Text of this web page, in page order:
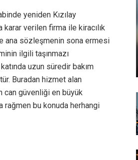
yeniden Kızılay
verilen firma ile kiracılık
ana sözleşmenin sona ermesi
ilgili taşınmazı
uzun süredir bakım
Buradan hizmet alan
can güvenliği en büyük
rağmen bu konuda herhangi